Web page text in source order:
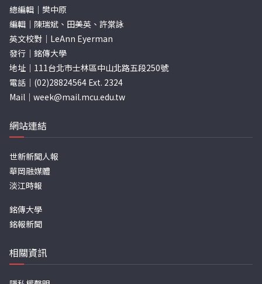
總編輯｜樊中原
編輯｜陳瑞斌、田美英、許棠詠
英文校對｜LeAnn Eyerman
發行｜銘傳大學
地址｜111台北市士林區中山北路五段250號
電話｜(02)28824564 Ext. 2324
Mail｜ week@mail.mcu.edu.tw
網站連結
世新新聞人報
華岡融媒體
淡江時報
銘傳大學
銘報新聞
相關資訊